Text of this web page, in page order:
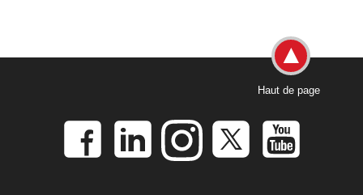
Haut de page